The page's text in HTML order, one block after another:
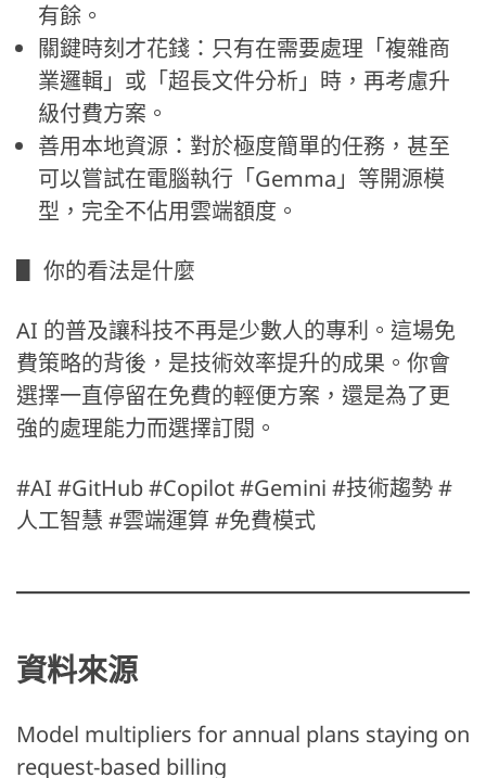
有餘。
關鍵時刻才花錢：只有在需要處理「複雜商
業邏輯」或「超長文件分析」時，再考慮升
級付費方案。
善用本地資源：對於極度簡單的任務，甚至
可以嘗試在電腦執行「Gemma」等開源模
型，完全不佔用雲端額度。
▋ 你的看法是什麼
AI 的普及讓科技不再是少數人的專利。這場免
費策略的背後，是技術效率提升的成果。你會
選擇一直停留在免費的輕便方案，還是為了更
強的處理能力而選擇訂閱。
#AI #GitHub #Copilot #Gemini #技術趨勢 #
人工智慧 #雲端運算 #免費模式
資料來源
Model multipliers for annual plans staying on
request-based billing